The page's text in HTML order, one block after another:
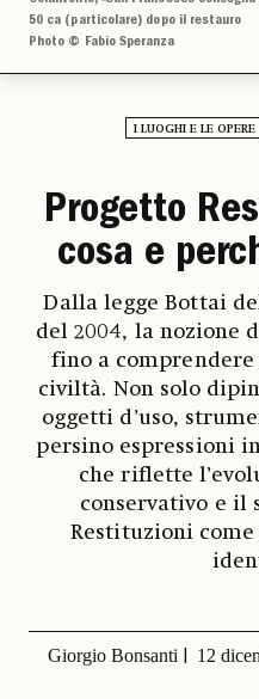
50 ca (particolare) dopo il restauro
Photo © Fabio Speranza
I LUOGHI E LE OPERE
Progetto
cosa e
Dalla legge Bottai
del 2004, la nozione
fino a
civiltà. Non solo
oggetti d’uso,
persino espressioni
che riflette
conservativo e il
Restituzioni
Giorgio Bonsanti 12